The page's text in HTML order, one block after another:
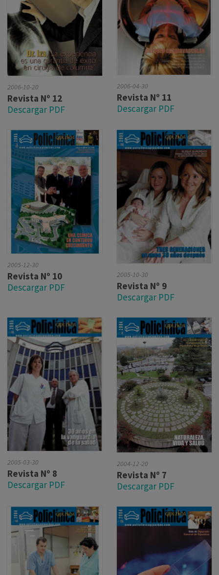
2006-10-20
Revista Nº 12
Descargar PDF
2006-04-30
Revista Nº 11
Descargar PDF
2005-12-30
Revista Nº 10
Descargar PDF
2005-10-30
Revista Nº 9
Descargar PDF
2005-03-30
Revista Nº 8
Descargar PDF
2004-12-20
Revista Nº 7
Descargar PDF